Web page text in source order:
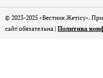
© 2023-2025 «Вестник Жетісу».
сайт обязательна | Политика